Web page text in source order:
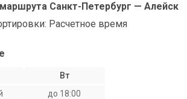
Санкт-Петербург — Алейск
Расчетное время
Вт
до 18:00